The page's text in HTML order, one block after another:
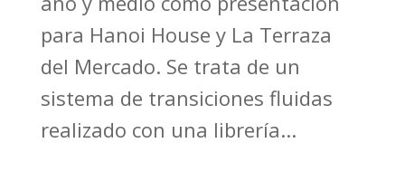
para Hanoi House y La Terraza
del Mercado. Se trata de un
sistema de transiciones fluidas
realizado con una librería...